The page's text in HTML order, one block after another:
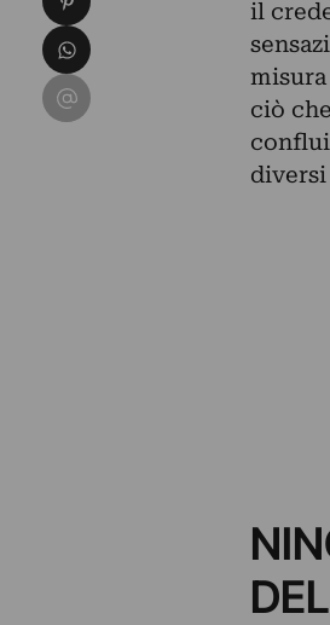
il
ciò
Condividi su WhatsApp
Condividi su Email